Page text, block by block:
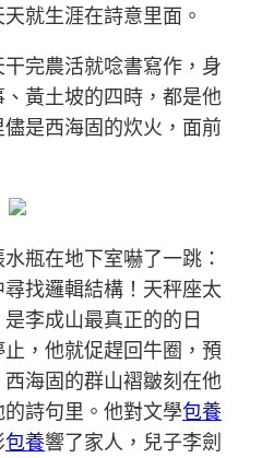
就生涯在詩意里面。
完農活就唸書寫作，身
黃土坡的四時，都是他
是西海固的炊火，面前
瓶在地下室嚇了一跳：
尋找邏輯結構！天秤座太
李成山最真正的的日
，他就促趕回牛圈，預
海固的群山褶皺刻在他
詩句里。他對文學包養
包養響了家人，兒子李劍